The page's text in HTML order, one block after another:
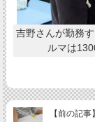
吉野さんが勤務
ルマは
【前の記事】